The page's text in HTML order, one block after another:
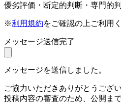
優劣評価・断定的判断・専門的
※利用規約をご確認の上ご利用
メッセージ送信完了
メッセージを送信しました。
ご協力いただきありがとうござ
投稿内容の審査のため、公開ま